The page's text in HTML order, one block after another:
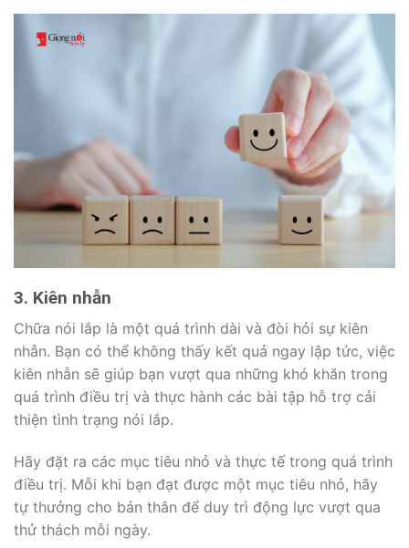
3. Kiên nhẫn
Chữa nói lắp là một quá trình dài và đòi hỏi sự kiên
nhẫn. Bạn có thể không thấy kết quả ngay lập tức, việc
kiên nhẫn sẽ giúp bạn vượt qua những khó khăn trong
quá trình điều trị và thực hành các bài tập hỗ trợ cải
thiện tình trạng nói lắp.
Hãy đặt ra các mục tiêu nhỏ và thực tế trong quá trình
điều trị. Mỗi khi bạn đạt được một mục tiêu nhỏ, hãy
tự thưởng cho bản thân để duy trì động lực vượt qua
thử thách mỗi ngày.